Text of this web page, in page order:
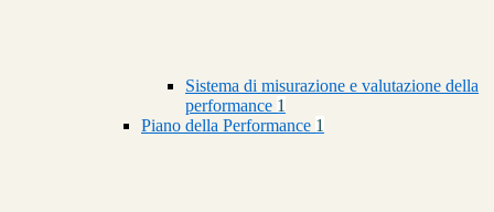
Sistema di misurazione e valutazione della
performance 1
Piano della Performance 1